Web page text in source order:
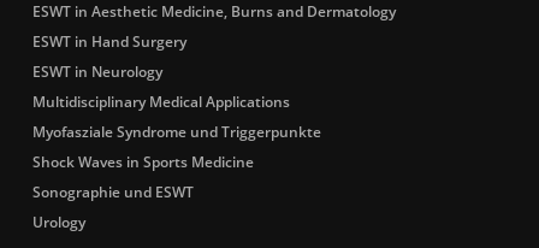
ESWT in Aesthetic Medicine, Burns and Dermatology
ESWT in Hand Surgery
ESWT in Neurology
Multidisciplinary Medical Applications
Myofasziale Syndrome und Triggerpunkte
Shock Waves in Sports Medicine
Sonographie und ESWT
Urology